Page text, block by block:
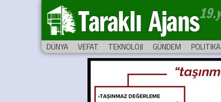
Taraklı Ajans
DÜNYA VEFAT TEKNOLOJI GÜNDEM POLITIKA